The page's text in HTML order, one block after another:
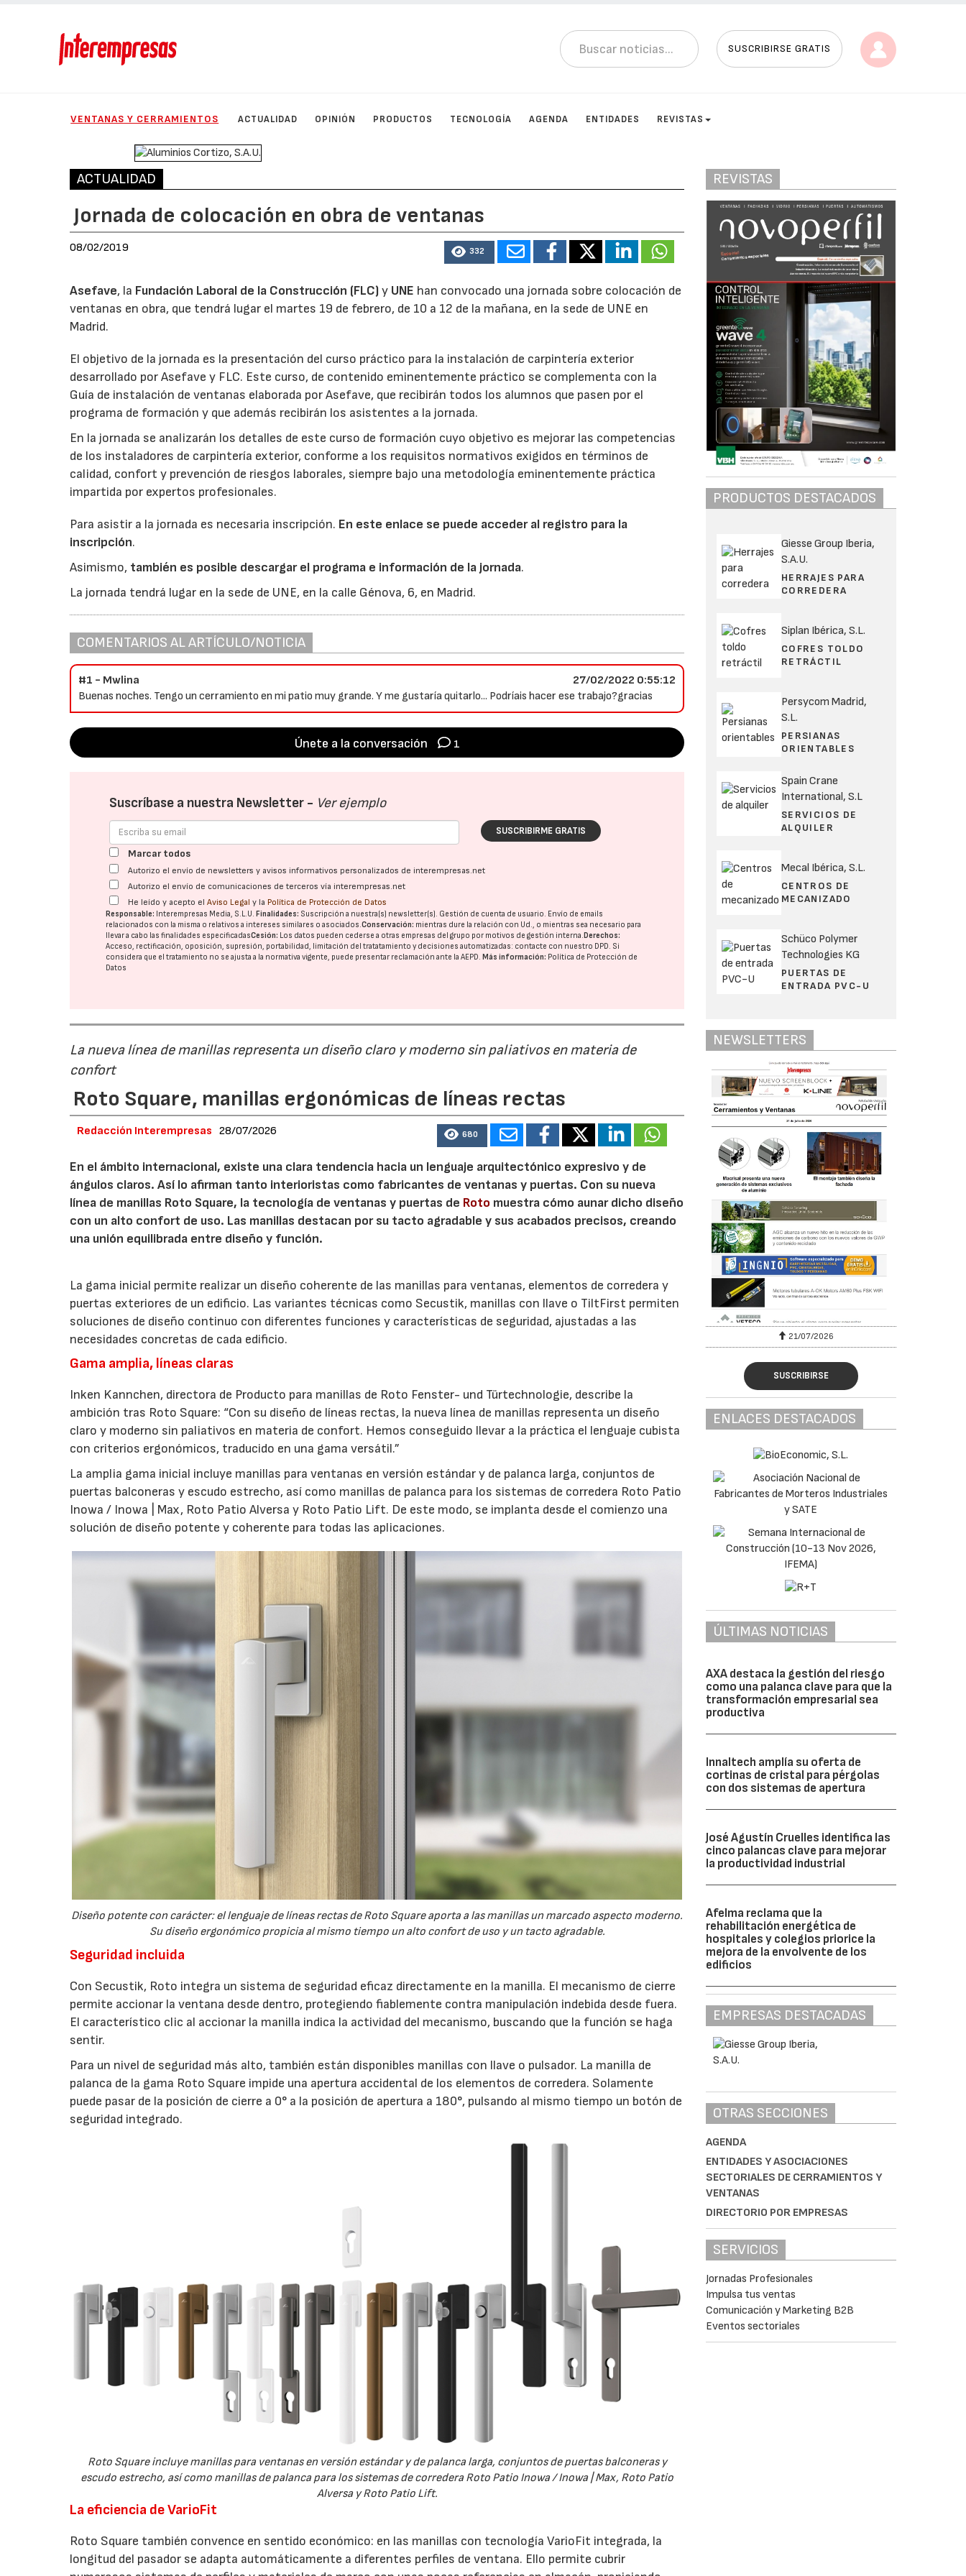
SUSCRIBIRSE GRATIS
VENTANAS Y CERRAMIENTOS ACTUALIDAD OPINIÓN PRODUCTOS TECNOLOGÍA AGENDA ENTIDADES REVISTAS
ACTUALIDAD
Jornada de colocación en obra de ventanas
08/02/2019 332
Asefave, la Fundación Laboral de la Construcción (FLC)y UNE han convocado una jornada sobre colocación de
ventanas en obra, que tendrá lugar el martes 19 de febrero, de 10 a 12 de la mañana, en la sede de UNE en
Madrid.
El objetivo de la jornada es la presentación del curso práctico para la instalación de carpintería exterior
desarrollado por Asefave y FLC. Este curso, de contenido eminentemente práctico se complementa con la
Guía de instalación de ventanas elaborada por Asefave, que recibirán todos los alumnos que pasen por el
programa de formación y que además recibirán los asistentes a la jornada.
En la jornada se analizarán los detalles de este curso de formación cuyo objetivo es mejorar las competencias
de los instaladores de carpintería exterior, conforme a los requisitos normativos exigidos en términos de
calidad, confort y prevención de riesgos laborales, siempre bajo una metodología eminentemente práctica
impartida por expertos profesionales.
Para asistir a la jornada es necesaria inscripción. En este enlace se puede acceder al registro para la
inscripción.
Asimismo, también es posible descargar el programa e información de la jornada.
La jornada tendrá lugar en la sede de UNE, en la calle Génova, 6, en Madrid.
COMENTARIOS AL ARTÍCULO/NOTICIA
#1 - Mwlina
27/02/2022 0:55:12
Buenas noches. Tengo un cerramiento en mi patio muy grande. Y me gustaría quitarlo... Podríais hacer ese trabajo?gracias
Únete a la conversación 1
Suscríbase a nuestra Newsletter - Ver ejemplo
SUSCRIBIRME GRATIS
Marcar todos
Autorizo el envío de newsletters y avisos informativos personalizados de interempresas.net
Autorizo el envío de comunicaciones de terceros vía interempresas.net
He leído y acepto elAviso Legal y la Política de Protección de Datos
Responsable: Interempresas Media, S.L.U.Finalidades: Suscripción a nuestra(s) newsletter(s). Gestión de cuenta de usuario. Envío de emails
relacionados con la misma o relativos a intereses similares o asociados.Conservación: mientras dure la relación con Ud., o mientras sea necesario para
llevar a cabo las finalidades especificadasCesión: Los datos pueden cederse a otras empresas del grupo por motivos de gestión interna.Derechos:
Acceso, rectificación, oposición, supresión, portabilidad, limitación del tratatamiento y decisiones automatizadas: contacte con nuestro DPD. Si
considera que el tratamiento no se ajusta a la normativa vigente, puede presentar reclamación ante laAEPD.Más información: Política de Protección de
Datos
La nueva línea de manillas representa un diseño claro y moderno sin paliativos en materia de
confort
Roto Square, manillas ergonómicas de líneas rectas
Redacción Interempresas 28/07/2026 680
En el ámbito internacional, existe una clara tendencia hacia un lenguaje arquitectónico expresivo y de
ángulos claros. Así lo afirman tanto interioristas como fabricantes de ventanas y puertas. Con su nueva
línea de manillas Roto Square, la tecnología de ventanas y puertas de Roto muestra cómo aunar dicho diseño
con un alto confort de uso. Las manillas destacan por su tacto agradable y sus acabados precisos, creando
una unión equilibrada entre diseño y función.
La gama inicial permite realizar un diseño coherente de las manillas para ventanas, elementos de corredera y
puertas exteriores de un edificio. Las variantes técnicas como Secustik, manillas con llave o TiltFirst permiten
soluciones de diseño continuo con diferentes funciones y características de seguridad, ajustadas a las
necesidades concretas de cada edificio.
Gama amplia, líneas claras
Inken Kannchen, directora de Producto para manillas de Roto Fenster- und Türtechnologie, describe la
ambición tras Roto Square: “Con su diseño de líneas rectas, la nueva línea de manillas representa un diseño
claro y moderno sin paliativos en materia de confort. Hemos conseguido llevar a la práctica el lenguaje cubista
con criterios ergonómicos, traducido en una gama versátil.”
La amplia gama inicial incluye manillas para ventanas en versión estándar y de palanca larga, conjuntos de
puertas balconeras y escudo estrecho, así como manillas de palanca para los sistemas de corredera Roto Patio
Inowa / Inowa | Max, Roto Patio Alversa y Roto Patio Lift. De este modo, se implanta desde el comienzo una
solución de diseño potente y coherente para todas las aplicaciones.
Diseño potente con carácter: el lenguaje de líneas rectas de Roto Square aporta a las manillas un marcado aspecto moderno.
Su diseño ergonómico propicia al mismo tiempo un alto confort de uso y un tacto agradable.
Seguridad incluida
Con Secustik, Roto integra un sistema de seguridad eficaz directamente en la manilla. El mecanismo de cierre
permite accionar la ventana desde dentro, protegiendo fiablemente contra manipulación indebida desde fuera.
El característico clic al accionar la manilla indica la actividad del mecanismo, buscando que la función se haga
sentir.
Para un nivel de seguridad más alto, también están disponibles manillas con llave o pulsador. La manilla de
palanca de la gama Roto Square impide una apertura accidental de los elementos de corredera. Solamente
puede pasar de la posición de cierre a 0° a la posición de apertura a 180°, pulsando al mismo tiempo un botón de
seguridad integrado.
Roto Square incluye manillas para ventanas en versión estándar y de palanca larga, conjuntos de puertas balconeras y
escudo estrecho, así como manillas de palanca para los sistemas de corredera Roto Patio Inowa / Inowa | Max, Roto Patio
Alversa y Roto Patio Lift.
La eficiencia de VarioFit
Roto Square también convence en sentido económico: en las manillas con tecnología VarioFit integrada, la
longitud del pasador se adapta automáticamente a diferentes perfiles de ventana. Ello permite cubrir
REVISTAS
PRODUCTOS DESTACADOS
Giesse Group Iberia,
S.A.U.
HERRAJES PARA
CORREDERA
Siplan Ibérica, S.L.
COFRES TOLDO
RETRÁCTIL
Persycom Madrid,
S.L.
PERSIANAS
ORIENTABLES
Spain Crane
International, S.L
SERVICIOS DE
ALQUILER
Mecal Ibérica, S.L.
CENTROS DE
MECANIZADO
Schüco Polymer
Technologies KG
PUERTAS DE
ENTRADA PVC-U
NEWSLETTERS
21/07/2026
SUSCRIBIRSE
ENLACES DESTACADOS
ÚLTIMAS NOTICIAS
AXA destaca la gestión del riesgo
como una palanca clave para que la
transformación empresarial sea
productiva
Innaltech amplía su oferta de
cortinas de cristal para pérgolas
con dos sistemas de apertura
José Agustín Cruelles identifica las
cinco palancas clave para mejorar
la productividad industrial
Afelma reclama que la
rehabilitación energética de
hospitales y colegios priorice la
mejora de la envolvente de los
edificios
EMPRESAS DESTACADAS
OTRAS SECCIONES
AGENDA
ENTIDADES Y ASOCIACIONES
SECTORIALES DE CERRAMIENTOS Y
VENTANAS
DIRECTORIO POR EMPRESAS
SERVICIOS
Jornadas Profesionales
Impulsa tus ventas
Comunicación y Marketing B2B
Eventos sectoriales